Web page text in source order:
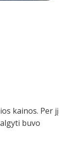
kainos. Per jį
buvo